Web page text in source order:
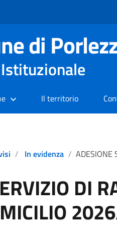
di
Il territorio
In evidenza ADESIONE SERVIZIO DI
DI